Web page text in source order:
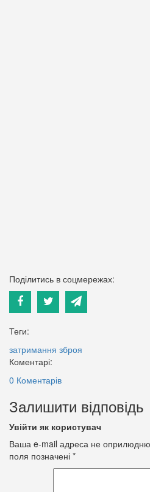
Поділитись в соцмережах:
Теги:
затримання зброя
Коментарі:
0 Коментарів
Залишити відповідь
Увійти як користувач
Ваша e-mail адреса не
поля позначені *